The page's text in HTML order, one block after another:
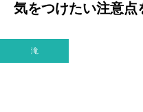
気をつけたい注意点
滝